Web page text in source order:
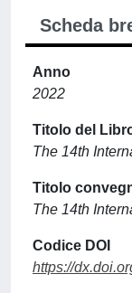
Scheda
Anno
2022
Titolo del
The 14th
Titolo
The 14th
Codice DOI
https://